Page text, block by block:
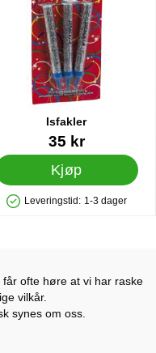
Isfakler
6804
35 kr
Kjøp
Produkttilgjengelighet: På lager
Leveringstid: 1-3 dager
ofte høre at vi har raske
vilkår.
synes om oss.